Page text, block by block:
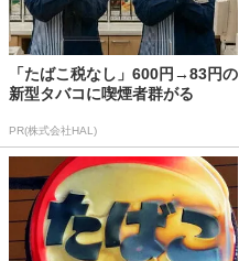
「たばこ税なし」600円→83円の
新型タバコに喫煙者群がる
PR(株式会社HAL)